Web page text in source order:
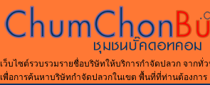
เว็บไซต์รวบรวมรายชื่อบริษัทให้บริการกำจัดปลวก จากทั่ว
เพื่อการค้นหาบริษัทกำจัดปลวกในเขต พื้นที่ที่ท่านต้องการ